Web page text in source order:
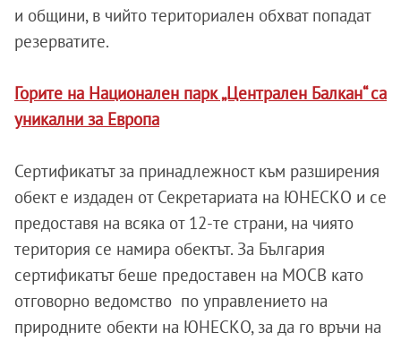
и общини, в чийто териториален обхват попадат
резерватите.
Горите на Национален парк „Централен Балкан“ са
уникални за Европа
Сертификатът за принадлежност към разширения
обект е издаден от Секретариата на ЮНЕСКО и се
предоставя на всяка от 12-те страни, на чиято
територия се намира обектът. За България
сертификатът беше предоставен на МОСВ като
отговорно ведомство по управлението на
природните обекти на ЮНЕСКО, за да го връчи на